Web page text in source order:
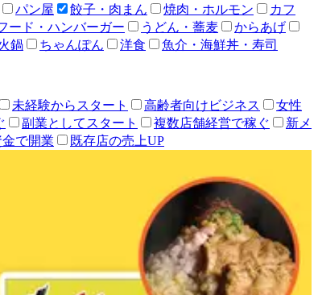
パン屋 餃子・肉まん 焼肉・ホルモン
カフ
ード・ハンバーガー うどん・蕎麦
からあげ
鍋 ちゃんぽん 洋食 魚介・海鮮丼・寿司
未経験からスタート 高齢者向けビジネス
女性
副業としてスタート 複数店舗経営で稼ぐ
新メ
で開業 既存店の売上UP